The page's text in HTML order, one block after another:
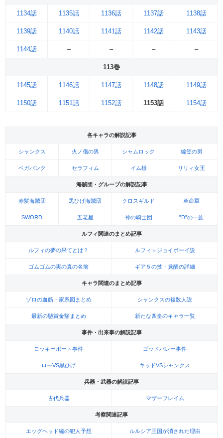
1134話 1135話 1136話 1137話 1138話
1139話 1140話 1141話 1142話 1143話
1144話 – – – –
113巻
1145話 1146話 1147話 1148話 1149話
1150話 1151話 1152話 1153話 1154話
各キャラの解説記事
シャンクス 火ノ傷の男 シャムロック 編笠の男
ベガパンク セラフィム イム様 リリィ女王
海賊団・グループの解説記事
赤髪海賊団 黒ひげ海賊団 クロスギルド 革命軍
SWORD 五老星 神の騎士団 ”D”の一族
ルフィ関連のまとめ記事
ルフィの夢の果てとは？ ルフィ＝ジョイボーイ説
ゴムゴムの実の真の名前 ギア５の技・覚醒の詳細
キャラ関連のまとめ記事
ゾロの血筋・家系図まとめ シャンクスの複数人説
最新の懸賞金額まとめ 新たな四皇のキャラ一覧
事件・出来事の解説記事
ロッキーポート事件 ゴッドバレー事件
ローVS黒ひげ キッドVSシャンクス
兵器・武器の解説記事
古代兵器 マザーフレイム
考察関連記事
エッグヘッド編の犯人予想 ルルシア王国が消された理由